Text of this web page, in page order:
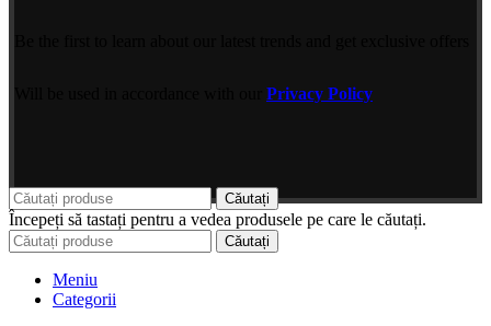
Privacy Policy
Căutați
Începeți să tastați pentru a vedea produsele pe care le căutați.
Căutați
Meniu
Categorii